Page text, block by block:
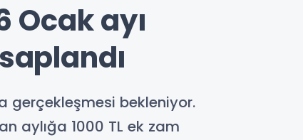
Ocak ayı
gerçekleşmesi bekleniyor.
aylığa 1000 TL ek zam